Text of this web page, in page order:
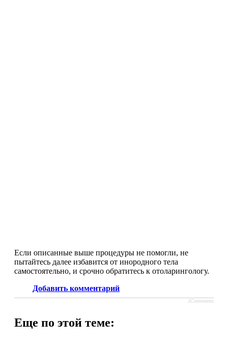
Если описанные выше процедуры не помогли, не
пытайтесь далее избавится от инородного тела
самостоятельно, и срочно обратитесь к отоларингологу.
Добавить комментарий
JComments
Еще по этой теме: